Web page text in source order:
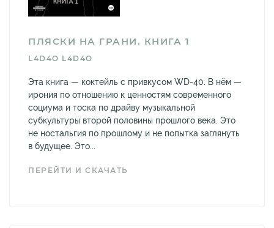
ПЛЯСКИ НА ГРАНИ. КНИГА 1
L4D4O L4D4O
Эта книга — коктейль с привкусом WD-40. В нём —
ирония по отношению к ценностям современного
социума и тоска по драйву музыкальной
субкультуры второй половины прошлого века. Это
не ностальгия по прошлому и не попытка заглянуть
в будущее. Это...
ПЕРЕЙТИ И СКАЧАТЬ